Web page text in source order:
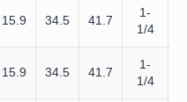
15.9 34.5 41.7
1-
1/4
15.9 34.5 41.7
1-
1/4